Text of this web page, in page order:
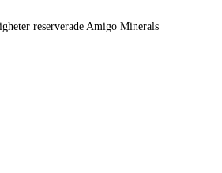
reserverade Amigo Minerals